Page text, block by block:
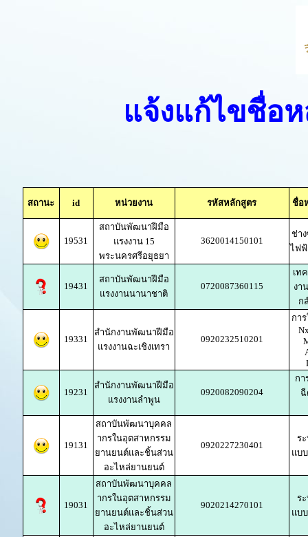
แจ้งแก้ไขชื่อ
สถานะ id หน่วยงาน รหัสหลักสูตร ชื่อ
19531
สถาบันพัฒนาฝีมือ
แรงงาน 15
พระนครศรีอยุธยา
3620014150101
ช่า
ไฟ
19431
สถาบันพัฒนาฝีมือ
แรงงานนานาชาติ
0720087360115
เท
งา
ก
19331
สำนักงานพัฒนาฝีมือ
แรงงานฉะเชิงเทรา
0920232510201
กา
19231
สำนักงานพัฒนาฝีมือ
แรงงานลำพูน
0920082090204
ก
19131
สถาบันพัฒนาบุคคล
ากรในอุตสาหกรรม
ยานยนต์และชิ้นส่วน
อะไหล่ยานยนต์
0920227230401
ร
แบ
19031
สถาบันพัฒนาบุคคล
ากรในอุตสาหกรรม
ยานยนต์และชิ้นส่วน
อะไหล่ยานยนต์
9020214270101
ร
แบ